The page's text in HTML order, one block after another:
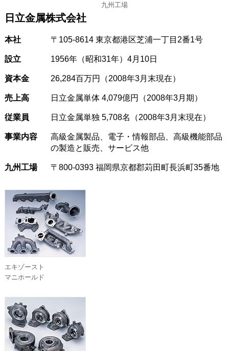
九州工場
日立金属株式会社
本社 〒105-8614 東京都港区芝浦一丁目2番1号
設立 1956年（昭和31年）4月10日
資本金 26,284百万円（2008年3月末現在）
売上高 日立金属単体 4,079億円（2008年3月期）
従業員 日立金属単独 5,708名（2008年3月末現在）
事業内容
高級金属製品、電子・情報部品、高級機能部品
の製造と販売、サービス他
九州工場 〒800-0393 福岡県京都郡苅田町長浜町35番地
エキゾースト
マニホールド